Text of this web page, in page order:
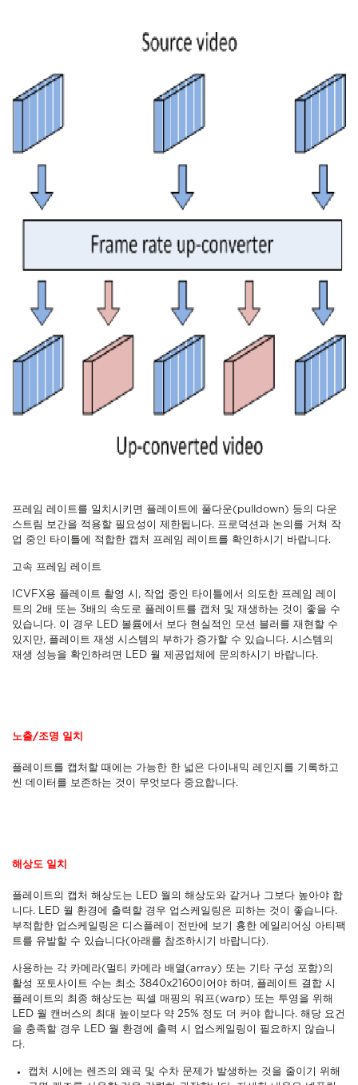
프레임 레이트를 일치시키면 플레이트에 풀다운(pulldown) 등의 다운
스트림 보간을 적용할 필요성이 제한됩니다. 프로덕션과 논의를 거쳐 작
업 중인 타이틀에 적합한 캡처 프레임 레이트를 확인하시기 바랍니다.
고속 프레임 레이트
ICVFX용 플레이트 촬영 시, 작업 중인 타이틀에서 의도한 프레임 레이
트의 2배 또는 3배의 속도로 플레이트를 캡처 및 재생하는 것이 좋을 수
있습니다. 이 경우 LED 볼륨에서 보다 현실적인 모션 블러를 재현할 수
있지만, 플레이트 재생 시스템의 부하가 증가할 수 있습니다. 시스템의
재생 성능을 확인하려면 LED 월 제공업체에 문의하시기 바랍니다.
노출/조명 일치
플레이트를 캡처할 때에는 가능한 한 넓은 다이내믹 레인지를 기록하고
씬 데이터를 보존하는 것이 무엇보다 중요합니다.
해상도 일치
플레이트의 캡처 해상도는 LED 월의 해상도와 같거나 그보다 높아야 합
니다. LED 월 환경에 출력할 경우 업스케일링은 피하는 것이 좋습니다.
부적합한 업스케일링은 디스플레이 전반에 보기 흉한 에일리어싱 아티팩
트를 유발할 수 있습니다(아래를 참조하시기 바랍니다).
사용하는 각 카메라(멀티 카메라 배열(array) 또는 기타 구성 포함)의
활성 포토사이트 수는 최소 3840x2160이어야 하며, 플레이트 결합 시
플레이트의 최종 해상도는 픽셀 매핑의 워프(warp) 또는 투영을 위해
LED 월 캔버스의 최대 높이보다 약 25% 정도 더 커야 합니다. 해당 요건
을 충족할 경우 LED 월 환경에 출력 시 업스케일링이 필요하지 않습니
다.
캡처 시에는 렌즈의 왜곡 및 수차 문제가 발생하는 것을 줄이기 위해